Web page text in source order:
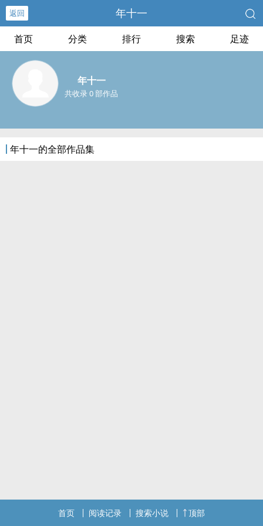
返回 年十一
首页 分类 排行 搜索 足迹
年十一
共收录 0 部作品
年十一的全部作品集
首页 阅读记录 搜索小说 顶部